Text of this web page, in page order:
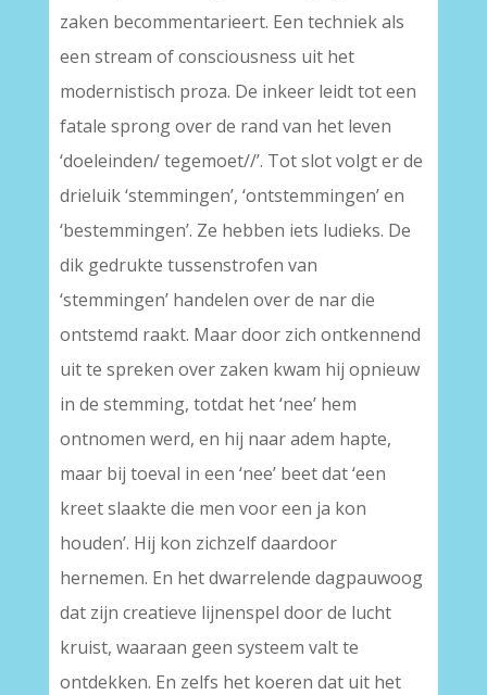
zaken becommentarieert. Een techniek als
een stream of consciousness uit het
modernistisch proza. De inkeer leidt tot een
fatale sprong over de rand van het leven
‘doeleinden/ tegemoet//’. Tot slot volgt er de
drieluik ‘stemmingen’, ‘ontstemmingen’ en
‘bestemmingen’. Ze hebben iets ludieks. De
dik gedrukte tussenstrofen van
‘stemmingen’ handelen over de nar die
ontstemd raakt. Maar door zich ontkennend
uit te spreken over zaken kwam hij opnieuw
in de stemming, totdat het ‘nee’ hem
ontnomen werd, en hij naar adem hapte,
maar bij toeval in een ‘nee’ beet dat ‘een
kreet slaakte die men voor een ja kon
houden’. Hij kon zichzelf daardoor
hernemen. En het dwarrelende dagpauwoog
dat zijn creatieve lijnenspel door de lucht
kruist, waaraan geen systeem valt te
ontdekken. En zelfs het koeren dat uit het